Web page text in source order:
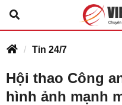
Tin 24/7
Hội thao Công
hình ảnh mạnh